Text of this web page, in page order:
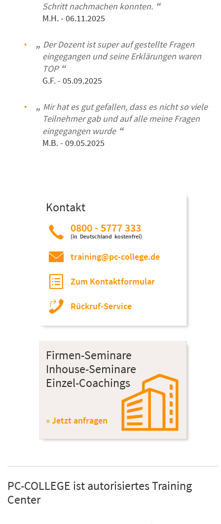
Schritt nachmachen konnten.
M.H.- 06.11.2025
Der Dozent ist super auf gestellte Fragen
eingegangen und seine Erklärungen waren
TOP
G.F.- 05.09.2025
Mir hat es gut gefallen, dass es nicht so viele
Teilnehmer gab und auf alle meine Fragen
eingegangen wurde
M.B.- 09.05.2025
Kontakt
0800 - 5777 333
(in Deutschland kostenfrei)
training@pc-college.de
Zum Kontaktformular
Rückruf-Service
Firmen-Seminare
Inhouse-Seminare
Einzel-Coachings
» Jetzt anfragen
PC-COLLEGE ist autorisiertes Training
Center